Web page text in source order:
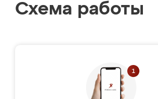
Схема работы